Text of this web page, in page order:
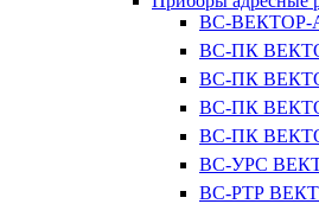
ВС-ВЕКТОР-
ВС-ПК
ВС-ПК
ВС-ПК
ВС-ПК
ВС-УРС
ВС-РТР